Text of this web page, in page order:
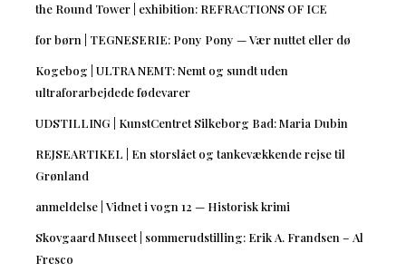
the Round Tower | exhibition: REFRACTIONS OF ICE
for børn | TEGNESERIE: Pony Pony — Vær nuttet eller dø
Kogebog | ULTRA NEMT: Nemt og sundt uden
ultraforarbejdede fødevarer
UDSTILLING | KunstCentret Silkeborg Bad: Maria Dubin
REJSEARTIKEL | En storslået og tankevækkende rejse til
Grønland
anmeldelse | Vidnet i vogn 12 — Historisk krimi
Skovgaard Museet | sommerudstilling: Erik A. Frandsen – Al
Fresco